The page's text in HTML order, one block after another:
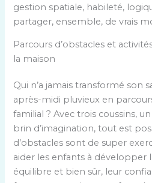
gestion spatiale, habileté,
partager, ensemble, de vrais
Parcours d’obstacles et
la maison
Qui n’a jamais transformé son
après-midi pluvieux en
familial ? Avec trois coussins,
brin d’imagination, tout est
d’obstacles sont de super
aider les enfants à développer
équilibre et bien sûr, leur